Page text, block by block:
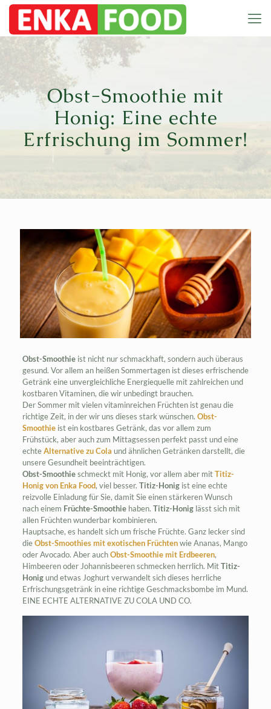
Obst-Smoothie mit
Honig: Eine echte
Erfrischung im Sommer!
Obst-Smoothieist nicht nur schmackhaft, sondern auch überaus
gesund. Vor allem an heißen Sommertagen ist dieses erfrischende
Getränk eine unvergleichliche Energiequelle mit zahlreichen und
kostbaren Vitaminen, die wir unbedingt brauchen.
Der Sommer mit vielen vitaminreichen Früchten ist genau die
richtige Zeit, in der wir uns dieses stark wünschen. Obst-
Smoothieist ein kostbares Getränk, das vor allem zum
Frühstück, aber auch zum Mittagsessen perfekt passt und eine
echteAlternative zu Cola und ähnlichen Getränken darstellt, die
unsere Gesundheit beeinträchtigen.
Obst-Smoothieschmeckt mit Honig, vor allem aber mitTitiz-
Honig von Enka Food, viel besser. Titiz-Honigist eine echte
reizvolle Einladung für Sie, damit Sie einen stärkeren Wunsch
nach einem Früchte-Smoothiehaben. Titiz-Honiglässt sich mit
allen Früchten wunderbar kombinieren.
Hauptsache, es handelt sich um frische Früchte. Ganz lecker sind
dieObst-Smoothies mit exotischen Früchtenwie Ananas, Mango
oder Avocado. Aber auchObst-Smoothie mit Erdbeeren,
Himbeeren oder Johannisbeeren schmecken herrlich. MitTitiz-
Honigund etwas Joghurt verwandelt sich dieses herrliche
Erfrischungsgetränk in eine richtige Geschmacksbombe im Mund.
EINE ECHTE ALTERNATIVE ZU COLA UND CO.